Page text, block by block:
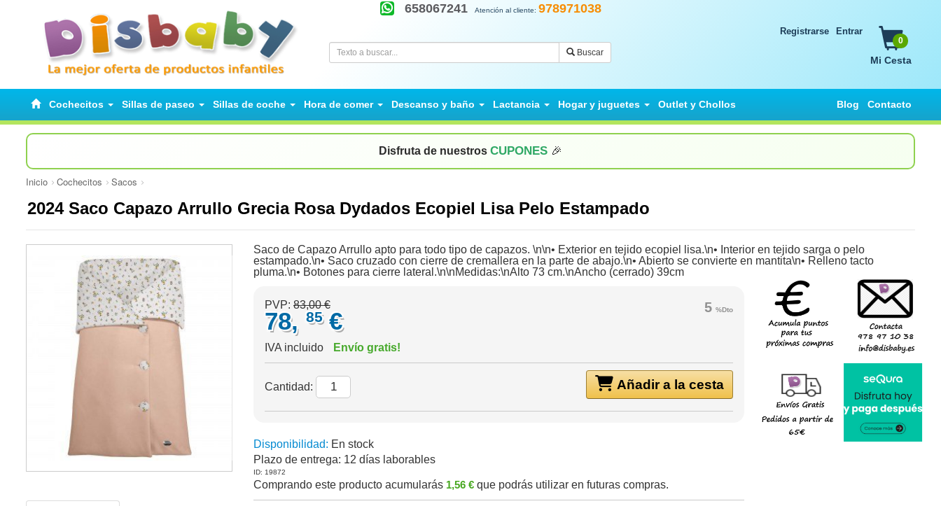
Atención al cliente: 978971038
658067241
Buscar
0
Mi Cesta
Registrarse Entrar
Cochecitos Sillas de paseo Sillas de coche Hora de comer Descanso y baño Lactancia Hogar y juguetes Outlet y Chollos Contacto
Blog
Disfruta de nuestros CUPONES 🎉
Inicio Cochecitos Sacos
2024 Saco Capazo Arrullo Grecia Rosa Dydados Ecopiel Lisa Pelo Estampado
Saco de Capazo Arrullo apto para todo tipo de capazos. \n\n• Exterior en tejido ecopiel lisa.\n• Interior en tejido sarga o pelo
estampado.\n• Saco cruzado con cierre de cremallera en la parte de abajo.\n• Abierto se convierte en mantita\n• Relleno tacto
pluma.\n• Botones para cierre lateral.\n\nMedidas:\nAlto 73 cm.\nAncho (cerrado) 39cm
5 %Dto
PVP: 83,00 €
78, 85 €
IVA incluido Envío gratis!
Añadir a la cesta
Cantidad:
Disponibilidad: En stock
Plazo de entrega: 12 días laborables
ID: 19872
Comprando este producto acumularás 1,56 € que podrás utilizar en futuras compras.